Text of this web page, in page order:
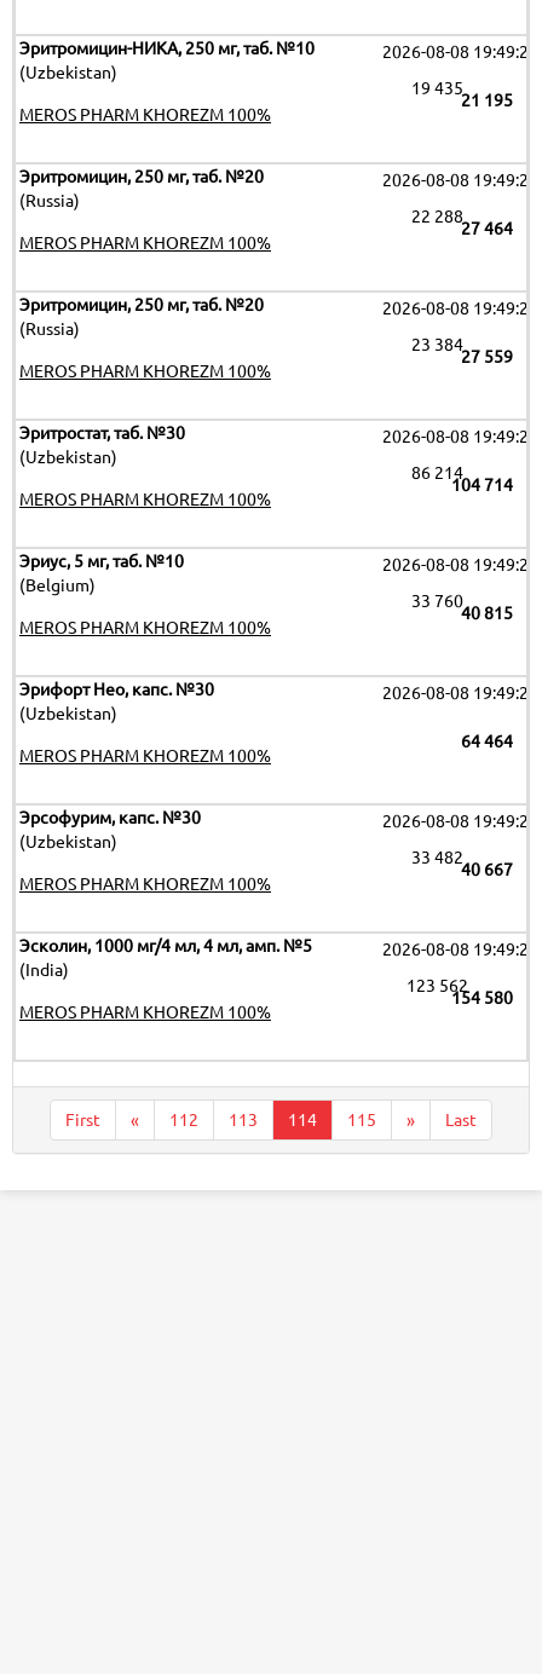
Эритромицин-НИКА, 250 мг, таб. №10
(Uzbekistan)
2026-08-08 19:49:26
21 195
19 435
MEROS PHARM KHOREZM 100%
Эритромицин, 250 мг, таб. №20
(Russia)
2026-08-08 19:49:26
27 464
22 288
MEROS PHARM KHOREZM 100%
Эритромицин, 250 мг, таб. №20
(Russia)
2026-08-08 19:49:26
27 559
23 384
MEROS PHARM KHOREZM 100%
Эритростат, таб. №30
(Uzbekistan)
2026-08-08 19:49:26
104 714
86 214
MEROS PHARM KHOREZM 100%
Эриус, 5 мг, таб. №10
(Belgium)
2026-08-08 19:49:26
40 815
33 760
MEROS PHARM KHOREZM 100%
Эрифорт Нео, капс. №30
(Uzbekistan)
2026-08-08 19:49:26
64 464
MEROS PHARM KHOREZM 100%
Эрсофурим, капс. №30
(Uzbekistan)
2026-08-08 19:49:26
40 667
33 482
MEROS PHARM KHOREZM 100%
Эсколин, 1000 мг/4 мл, 4 мл, амп. №5
(India)
2026-08-08 19:49:26
154 580
123 562
MEROS PHARM KHOREZM 100%
First « 112 113 114 115 » Last